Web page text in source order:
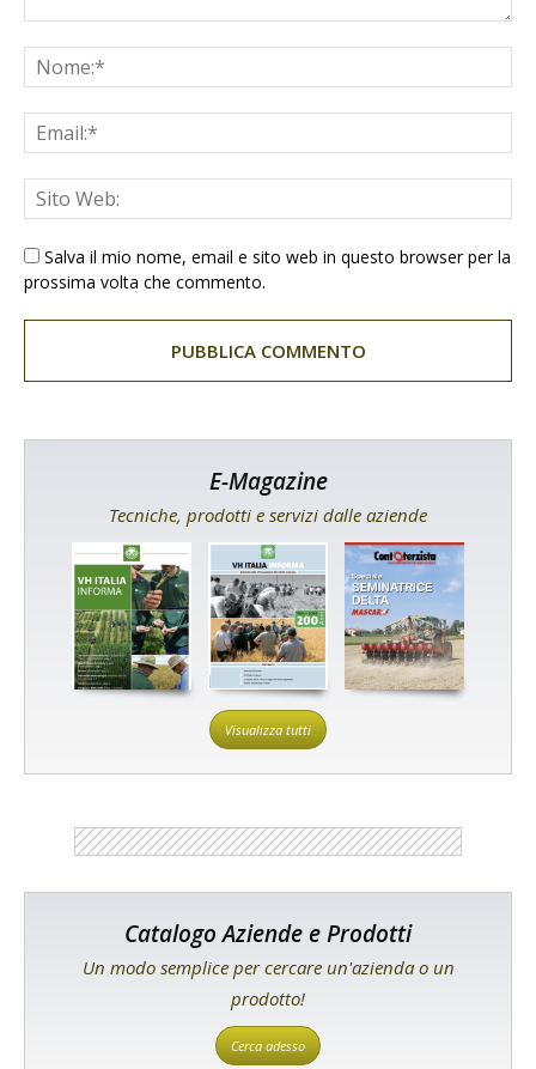
Salva il mio nome, email e sito web in questo browser per la
prossima volta che commento.
E-Magazine
Tecniche, prodotti e servizi dalle aziende
Visualizza tutti
Catalogo Aziende e Prodotti
Un modo semplice per cercare un'azienda o un
prodotto!
Cerca adesso